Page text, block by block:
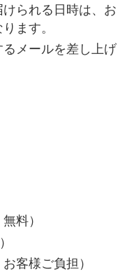
られる日時は、お
ます。
メールを差し上げ
料）
客様ご負担）